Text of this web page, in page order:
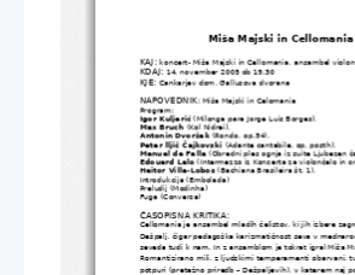
Miša Majski in Cellomania
KAJ: koncert- Miša Majski in Cellomania, ansambel
KDAJ: 14. november 2005 ob 19.30
KJE: Cankarjev dom, Gallusova dvorana
NAPOVEDNIK: Miša Majski in Celomania
Program:
Igor Kuljerić (Milonga para Jorge Luis Borges),
Max Bruch (Kol Nidrei),
Antonin Dvoržak (Rondo, op.94),
Peter lljič Čajkovski (Adante cantabile, op. posth),
Manuel de Falla (Obredni ples ognja iz suite Ljubezen
Edouard Lalo (Intermezzo iz Koncerta za violončelo in
Heitor Villa-Lobos (Bachiana Brasileira št. 1),
Introdukcija (Embolada)
Preludij (Modinha)
Fuga (Conversa)
ČASOPISNA KRITIKA:
Cellomania je ansambel mladih čelistov, ki jih izbere
Dešpalj, čigar pedagoška karizmatičnost seva v
seveda tudi k nam. In z ansamblom je tokrat igral Miša
Romantizirano mili, z ljudskimi temperamenti obarvani,
potpuri (pretežno priredb – Dešpaljevih), v katerem naj